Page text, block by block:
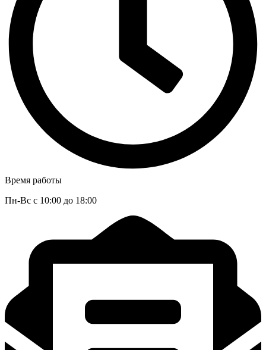
Время работы
Пн-Вс с 10:00 до 18:00